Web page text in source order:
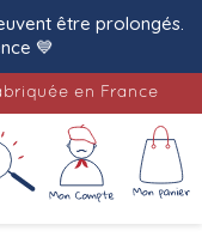
être prolongés.
💙
en France